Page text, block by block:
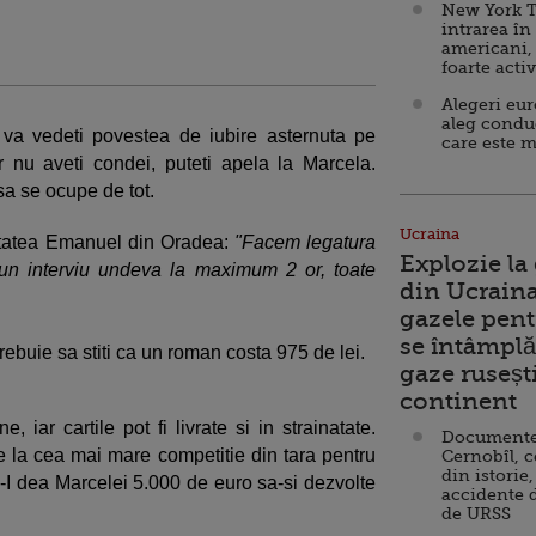
vedeti povestea de iubire asternuta pe
aveti condei, puteti apela la Marcela.
se ocupe de tot.
Emanuel din Oradea: "Facem legatura
interviu undeva la maximum 2 or, toate
sa stiti ca un roman costa 975 de lei.
iar cartile pot fi livrate si in strainatate.
cea mai mare competitie din tara pentru
dea Marcelei 5.000 de euro sa-si dezvolte
New York
intrarea în
foarte
Alegeri
aleg
care este
Ucraina
Explozie
din
gazele
se
gaze
continent
Cernobîl,
din istorie,
accidente
de URSS